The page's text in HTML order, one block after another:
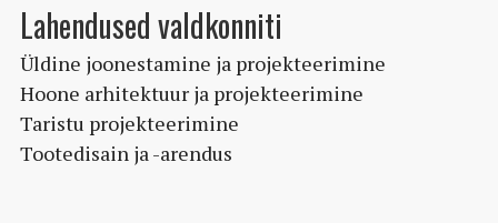
Lahendused valdkonniti
Üldine joonestamine ja projekteerimine
Hoone arhitektuur ja projekteerimine
Taristu projekteerimine
Tootedisain ja -arendus